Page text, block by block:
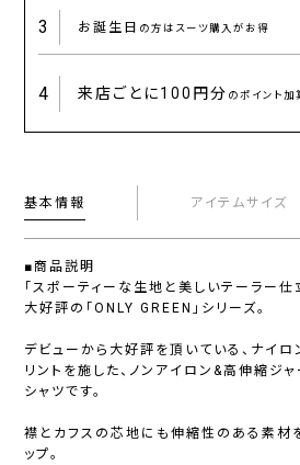
3 お誕生日 の方はスーツ購入がお得
4 来店ごとに100円分 のポイント
基本情報 アイテムサイズ
■商品説明
「スポーティーな生地と美しいテーラー仕
大好評の「ONLY GREEN」シリーズ。
デビューから大好評を頂いている、ナイ
リントを施した、ノンアイロン&高伸縮ジ
シャツです。
襟とカフスの芯地にも伸縮性のある素材
ップ。